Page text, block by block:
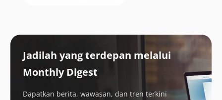
Jadilah yang terdepan melalui
Monthly Digest
Dapatkan berita, wawasan, dan tren terkini